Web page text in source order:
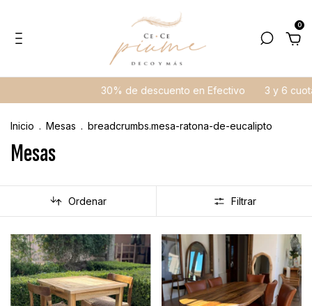
0
30% de descuento en Efectivo 3 y 6 cuotas sin interés
Inicio . Mesas . breadcrumbs.mesa-ratona-de-eucalipto
Mesas
Ordenar Filtrar